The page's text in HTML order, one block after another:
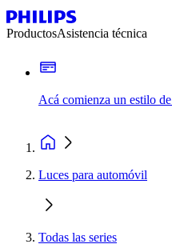
ProductosAsistencia técnica
Acá comienza un estilo
Luces para automóvil
Todas las series